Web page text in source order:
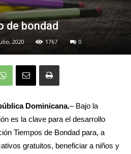
de bondad
2020 1767 0
Dominicana.– Bajo la
es la clave para el desarrollo
Tiempos de Bondad para, a
gratuitos, beneficiar a niños y